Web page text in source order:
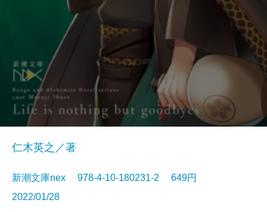
仁木英之／著
新潮文庫nex 978-4-10-180231-2 649円
2022/01/28